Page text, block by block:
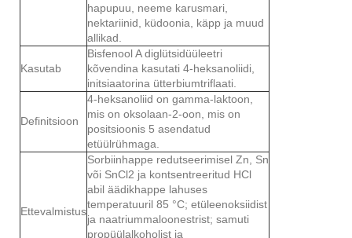
hapupuu, neeme karusmari,
nektariinid, küdoonia, käpp ja muud
allikad.
Kasutab
Bisfenool A diglütsidüüleetri
kõvendina kasutati 4-heksanoliidi,
initsiaatorina ütterbiumtriflaati.
Definitsioon
4-heksanoliid on gamma-laktoon,
mis on oksolaan-2-oon, mis on
positsioonis 5 asendatud
etüülrühmaga.
Ettevalmistus
Sorbiinhappe redutseerimisel Zn, Sn
või SnCl2 ja kontsentreeritud HCl
abil äädikhappe lahuses
temperatuuril 85 °C; etüleenoksiidist
ja naatriummaloonestrist; samuti
propüülalkoholist ja